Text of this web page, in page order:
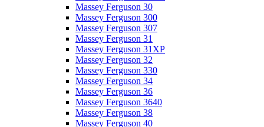
Massey Ferguson 30
Massey Ferguson 300
Massey Ferguson 307
Massey Ferguson 31
Massey Ferguson 31XP
Massey Ferguson 32
Massey Ferguson 330
Massey Ferguson 34
Massey Ferguson 36
Massey Ferguson 3640
Massey Ferguson 38
Massey Ferguson 40